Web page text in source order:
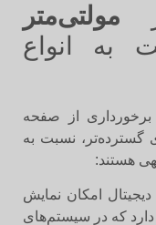
مولتی‌متر
انواع
از صفحه
نسبت به
هستند:
امکان نمایش
که در سیستم‌های